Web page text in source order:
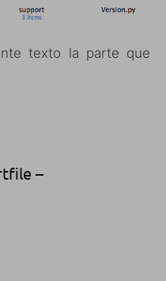
texto la parte que
–